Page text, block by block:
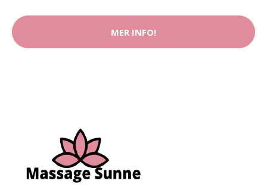
MER INFO!